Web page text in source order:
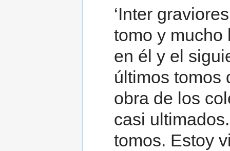
‘Inter
tomo y mucho
en él y el
últimos tomos
obra de los
casi
tomos. Estoy